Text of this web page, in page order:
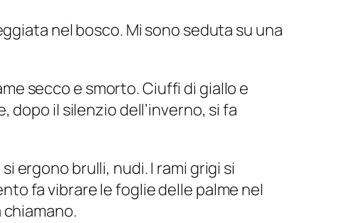
nel bosco. Mi sono seduta su una
secco e smorto. Ciuffi di giallo e
dopo il silenzio dell’inverno, si fa
ergono brulli, nudi. I rami grigi si
fa vibrare le foglie delle palme nel